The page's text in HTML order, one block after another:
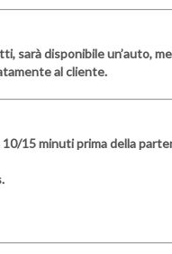
sarà disponibile un’auto,
al cliente.
15 minuti prima della